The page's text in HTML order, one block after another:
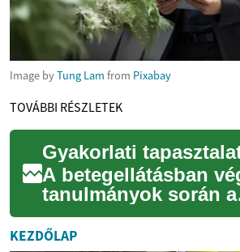
Image byTung Lam from Pixabay
TOVÁBBI RÉSZLETEK
A betegellátásban
tanulmányok során a
gyakorlati
kulcsfontosságúak a
KEZDŐLAP